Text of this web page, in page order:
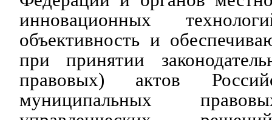
инновационных
объективность и
при принятии
правовых) актов
муниципальных